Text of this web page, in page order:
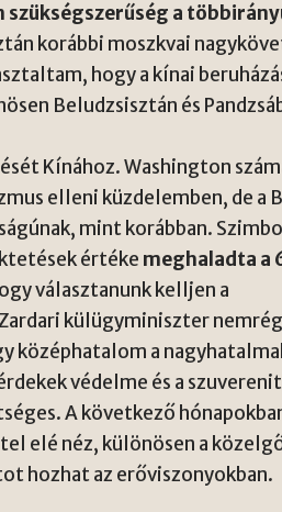
szükségszerűség a
korábbi moszkvai
hogy a kínai
Beludzsisztán és
Kínához. Washington
elleni küzdelemben, de a
mint korábban.
értéke meghaladta a
választanunk kelljen a
külügyminiszter
középhatalom a
védelme és a
A következő
elé néz, különösen a
hozhat az erőviszonyokban.